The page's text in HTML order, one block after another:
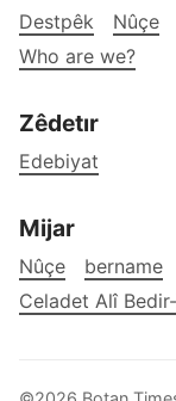
Destpêk Nûçe
Who are we?
Zêdetır
Edebiyat
Mijar
Nûçe bername
Celadet Alî